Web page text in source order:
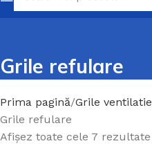
Grile refulare
Prima pagină Grile ventilatie
Grile refulare
Afișez toate cele 7 rezultate